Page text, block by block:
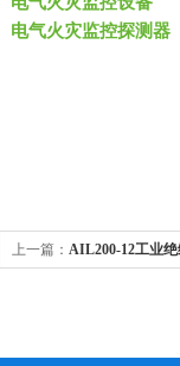
电气火灾监控探测器
上一篇： AIL200-12工业